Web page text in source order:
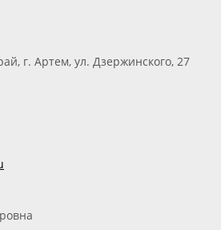
г. Артем, ул. Дзержинского, 27